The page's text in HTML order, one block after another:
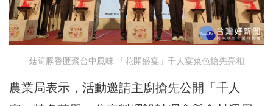
菇筍豚香匯聚台中風味 「花開盛宴」千人宴菜色搶先亮相
農業局表示，活動邀請主廚搶先公開「千人